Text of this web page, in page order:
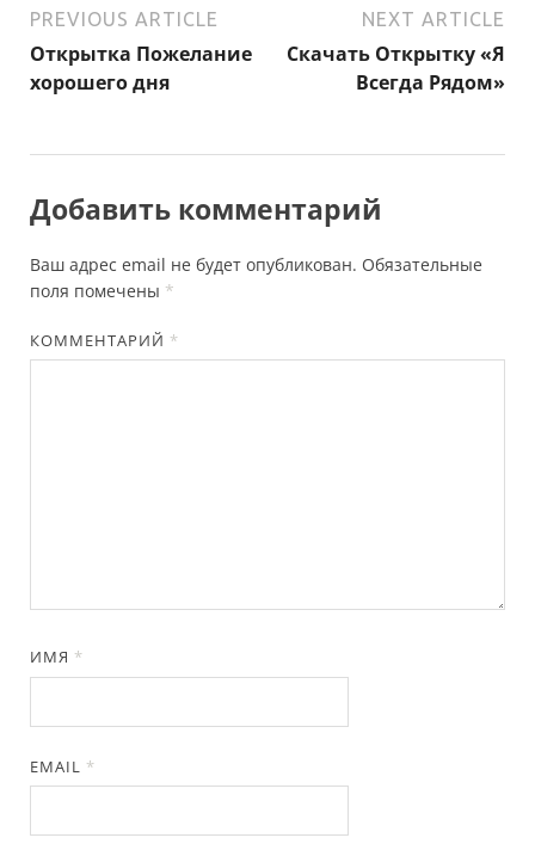
PREVIOUS ARTICLE
Открытка Пожелание
хорошего дня
NEXT ARTICLE
Скачать Открытку «Я
Всегда Рядом»
Добавить комментарий
Ваш адрес email не будет опубликован. Обязательные
поля помечены *
КОММЕНТАРИЙ *
ИМЯ *
EMAIL *